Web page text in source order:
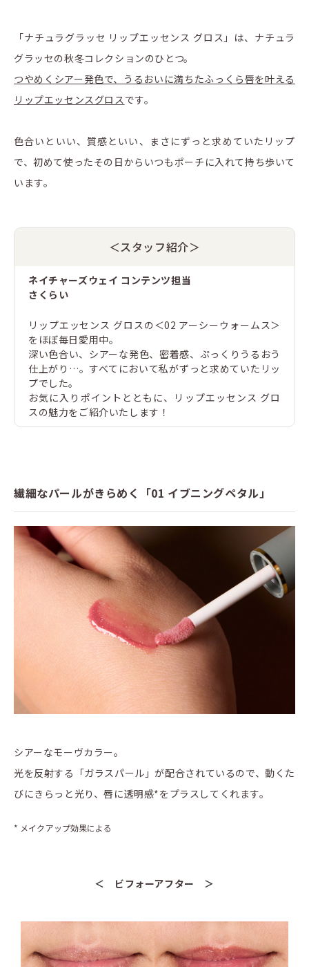
「ナチュラグラッセ リップエッセンス グロス」は、ナチュラ
グラッセの秋冬コレクションのひとつ。
つやめくシアー発色で、うるおいに満ちたふっくら唇を叶える
リップエッセンスグロス です。
色合いといい、質感といい、まさにずっと求めていたリップ
で、初めて使ったその日からいつもポーチに入れて持ち歩いて
います。
＜スタッフ紹介＞
ネイチャーズウェイ コンテンツ担当
さくらい
リップエッセンス グロスの＜02 アーシーウォームス＞
をほぼ毎日愛用中。
深い色合い、シアーな発色、密着感、ぷっくりうるおう
仕上がり…。すべてにおいて私がずっと求めていたリッ
プでした。
お気に入りポイントとともに、リップエッセンス グロ
スの魅力をご紹介いたします！
繊細なパールがきらめく「01 イブニングペタル」
シアーなモーヴカラー。
光を反射する「ガラスパール」が配合されているので、動くた
びにきらっと光り、唇に透明感*をプラスしてくれます。
* メイクアップ効果による
＜ ビフォーアフター ＞